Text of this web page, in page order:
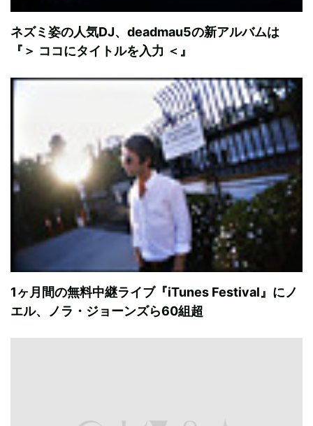
ネズミ姿の人気DJ、deadmau5の新アルバムは
『＞ ココにタイトルを入力 ＜』
1ヶ月間の無料中継ライブ『iTunes Festival』にノ
エル、ノラ・ジョーンズら60組超